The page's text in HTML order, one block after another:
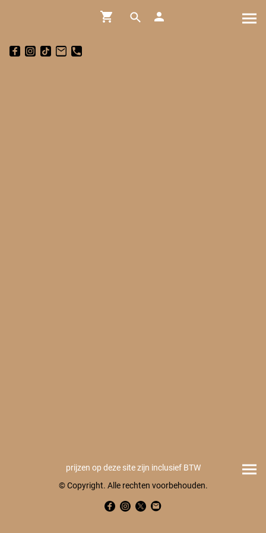
prijzen op deze site zijn inclusief BTW
© Copyright. Alle rechten voorbehouden.